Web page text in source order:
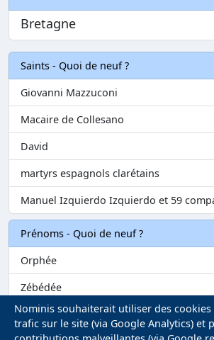
Bretagne
Saints - Quoi de neuf ?
Giovanni Mazzuconi
Macaire de Collesano
David
martyrs espagnols clarétains
Manuel Izquierdo Izquierdo et 59
Prénoms - Quoi de neuf ?
Orphée
Zébédée
Melvil
Nominis souhaiterait utiliser des
trafic sur le site (via Google Analytics) et